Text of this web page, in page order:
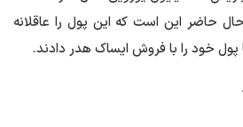
حاضر این است که این پول را عاقلانه
پول خود را با فروش ایساک هدر دادند.